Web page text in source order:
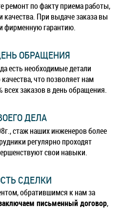
ремонт по факту приема работы,
качества. При выдаче заказа вы
фирменную гарантию.
ОБРАЩЕНИЯ
есть необходимые детали
что позволяет нам
всех заказов в день обращения.
ДЕЛА
стаж наших инженеров более
регулярно проходят
свои навыки.
СДЕЛКИ
обратившимся к нам за
письменный договор,